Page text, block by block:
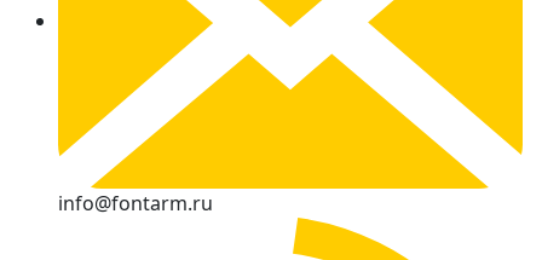
info@fontarm.ru